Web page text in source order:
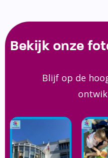
Bekijk onze
Blijf op de